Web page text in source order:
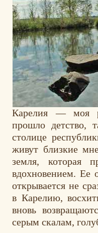
Карелия — моя
прошло детство,
столице
живут близкие
земля, которая
вдохновением. Ее
открывается не
в Карелию,
вновь
серым скалам,